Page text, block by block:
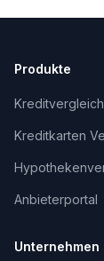
Produkte
Kreditvergleich
Kreditkarten
Anbieterportal
Unternehmen